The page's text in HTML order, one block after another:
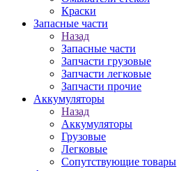
Краски
Запасные части
Назад
Запасные части
Запчасти грузовые
Запчасти легковые
Запчасти прочие
Аккумуляторы
Назад
Аккумуляторы
Грузовые
Легковые
Сопутствующие товары